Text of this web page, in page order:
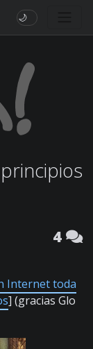
🌙
4
Internet toda
] (gracias Glo